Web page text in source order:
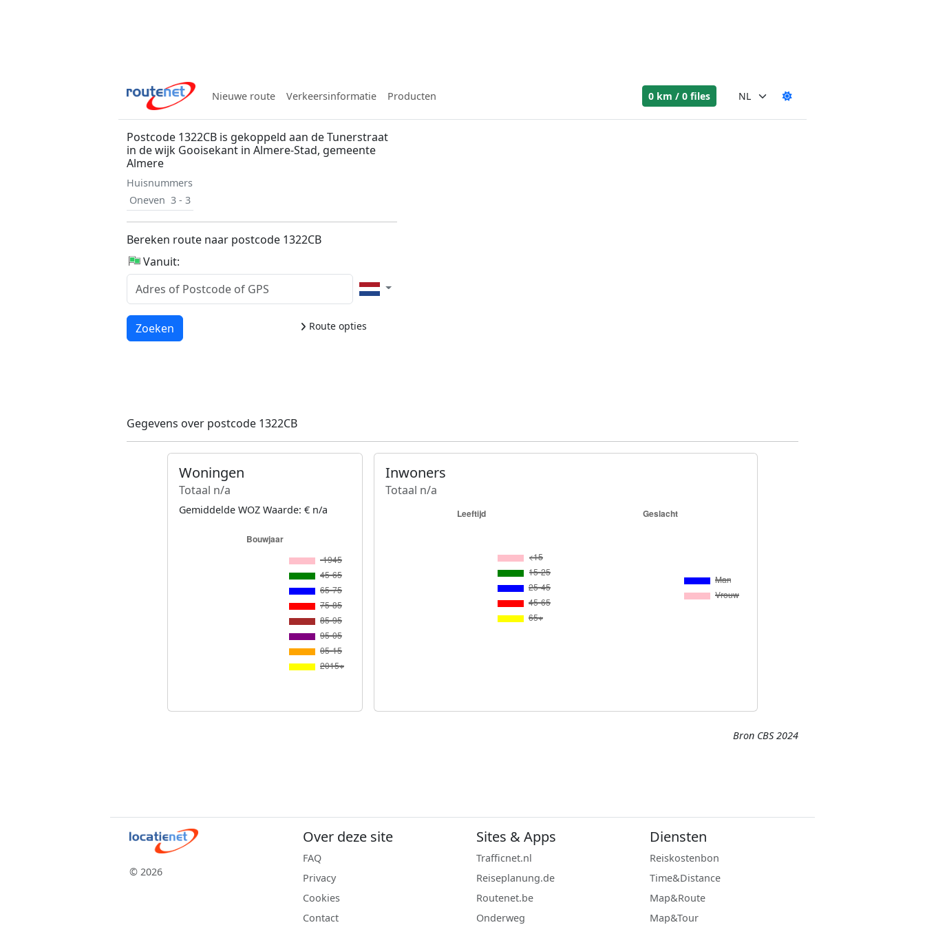
Nieuwe route Verkeersinformatie Producten 0 km / 0 files
Postcode 1322CB is gekoppeld aan de Tunerstraat
in de wijk Gooisekant in Almere-Stad, gemeente
Almere
Huisnummers
Oneven 3 - 3
Bereken route naar postcode 1322CB
Vanuit:
Route opties
Laden...
Zoeken
Gegevens over postcode 1322CB
Woningen
Totaal n/a
Gemiddelde WOZ Waarde: € n/a
Inwoners
Totaal n/a
Bron CBS 2024
© 2026
Over deze site
FAQ
Privacy
Cookies
Contact
Sites & Apps
Trafficnet.nl
Reiseplanung.de
Routenet.be
Onderweg
Diensten
Reiskostenbon
Time&Distance
Map&Route
Map&Tour